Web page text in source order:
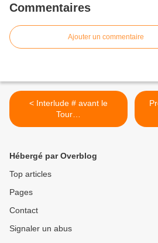
Commentaires
Ajouter un commentaire
< Interlude # avant le
Tour…
Hébergé par Overblog
Top articles
Pages
Contact
Signaler un abus